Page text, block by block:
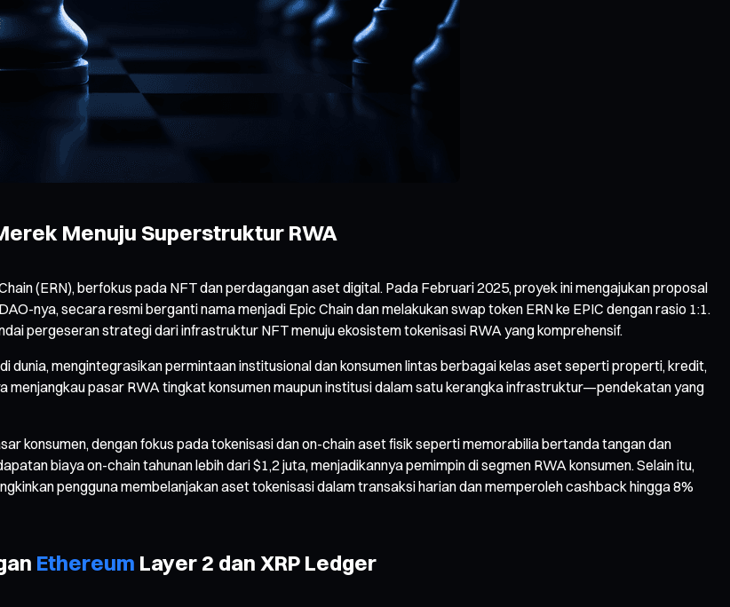
Menuju Superstruktur RWA
(ERN), berfokus pada NFT dan perdagangan aset digital. Pada Februari 2025, proyek ini mengajukan proposal
nya, secara resmi berganti nama menjadi Epic Chain dan melakukan swap token ERN ke EPIC dengan rasio 1:1.
pergeseran strategi dari infrastruktur NFT menuju ekosistem tokenisasi RWA yang komprehensif.
mengintegrasikan permintaan institusional dan konsumen lintas berbagai kelas aset seperti properti, kredit,
menjangkau pasar RWA tingkat konsumen maupun institusi dalam satu kerangka infrastruktur—pendekatan yang
konsumen, dengan fokus pada tokenisasi dan on-chain aset fisik seperti memorabilia bertanda tangan dan
biaya on-chain tahunan lebih dari $1,2 juta, menjadikannya pemimpin di segmen RWA konsumen. Selain itu,
pengguna membelanjakan aset tokenisasi dalam transaksi harian dan memperoleh cashback hingga 8%
Ethereum Layer 2 dan XRP Ledger